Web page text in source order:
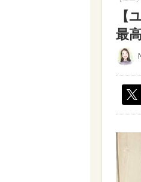
【
最